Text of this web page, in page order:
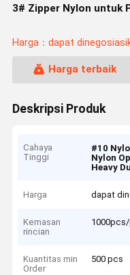
3# Zipper Nylon untuk
Harga：dapat
Harga terbaik
Deskripsi Produk
Cahaya
Tinggi
#10
Nylon
Heavy
Harga dapat
Kemasan
rincian
Kuantitas min
Order
500 pcs